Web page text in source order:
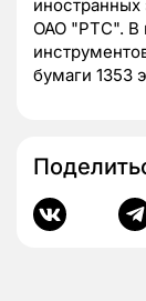
ОАО "РТС". В
бумаги 1353